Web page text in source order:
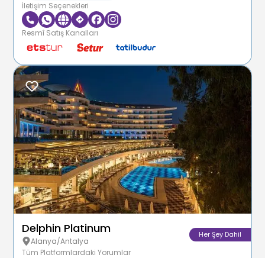
İletişim Seçenekleri
Resmî Satış Kanalları
Delphin Platinum
Alanya/Antalya
Her Şey Dahil
Tüm Platformlardaki Yorumlar